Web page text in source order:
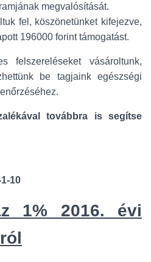
S
megvalósítását.
fel, köszönetünket kifejezve,
196000 forint támogatást.
felszereléseket vásároltunk,
be tagjaink egészségi
továbbra is segítse
10
1% 2016. évi